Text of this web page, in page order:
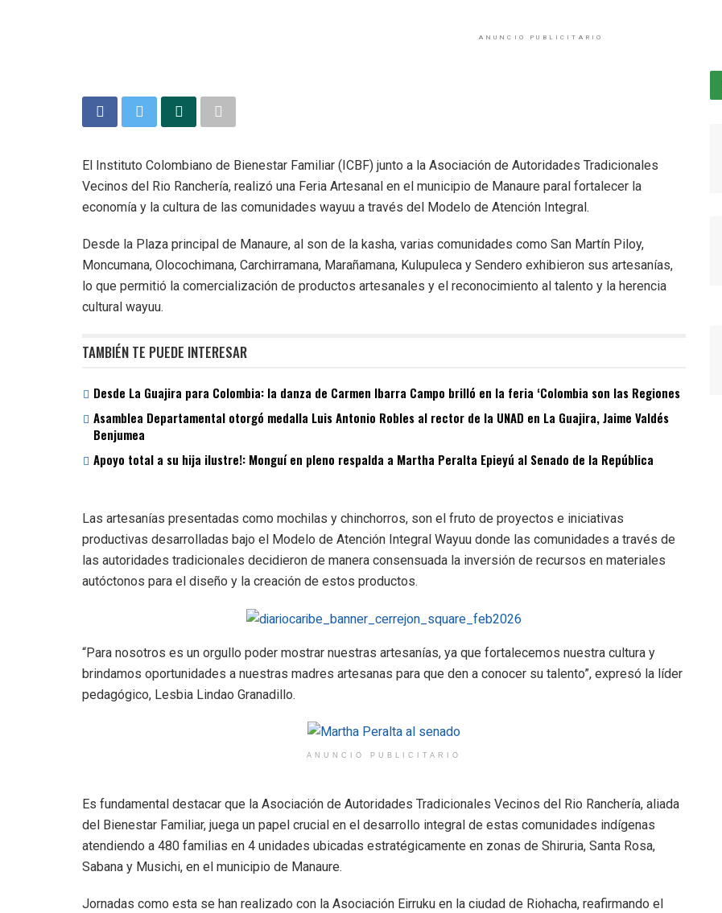
ANUNCIO PUBLICITARIO
El Instituto Colombiano de Bienestar Familiar (ICBF) junto a la Asociación de Autoridades Tradicionales
Vecinos del Rio Ranchería, realizó una Feria Artesanal en el municipio de Manaure paral fortalecer la
economía y la cultura de las comunidades wayuu a través del Modelo de Atención Integral.
Desde la Plaza principal de Manaure, al son de la kasha, varias comunidades como San Martín Piloy,
Moncumana, Olocochimana, Carchirramana, Marañamana, Kulupuleca y Sendero exhibieron sus artesanías,
lo que permitió la comercialización de productos artesanales y el reconocimiento al talento y la herencia
cultural wayuu.
TAMBIÉN TE PUEDE INTERESAR
Desde La Guajira para Colombia: la danza de Carmen Ibarra Campo brilló en la feria ‘Colombia son las Regiones
Asamblea Departamental otorgó medalla Luis Antonio Robles al rector de la UNAD en La Guajira, Jaime Valdés
Benjumea
Apoyo total a su hija ilustre!: Monguí en pleno respalda a Martha Peralta Epieyú al Senado de la República
Las artesanías presentadas como mochilas y chinchorros, son el fruto de proyectos e iniciativas
productivas desarrolladas bajo el Modelo de Atención Integral Wayuu donde las comunidades a través de
las autoridades tradicionales decidieron de manera consensuada la inversión de recursos en materiales
autóctonos para el diseño y la creación de estos productos.
“Para nosotros es un orgullo poder mostrar nuestras artesanías, ya que fortalecemos nuestra cultura y
brindamos oportunidades a nuestras madres artesanas para que den a conocer su talento”, expresó la líder
pedagógico, Lesbia Lindao Granadillo.
ANUNCIO PUBLICITARIO
Es fundamental destacar que la Asociación de Autoridades Tradicionales Vecinos del Rio Ranchería, aliada
del Bienestar Familiar, juega un papel crucial en el desarrollo integral de estas comunidades indígenas
atendiendo a 480 familias en 4 unidades ubicadas estratégicamente en zonas de Shiruria, Santa Rosa,
Sabana y Musichi, en el municipio de Manaure.
Jornadas como esta se han realizado con la Asociación Eirruku en la ciudad de Riohacha, reafirmando el